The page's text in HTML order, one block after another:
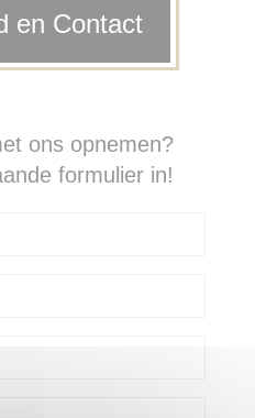
en Contact
ons opnemen?
formulier in!